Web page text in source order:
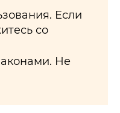
Если
со
Не